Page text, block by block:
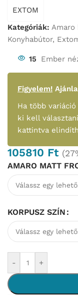
EXTOM
Kategóriák:
Konyhabútor,
15 Ember
Figyelem!
Ha több
ki kell
kattintva
105810 Ft
AMARO MATT
KORPUSZ SZÍN
- +